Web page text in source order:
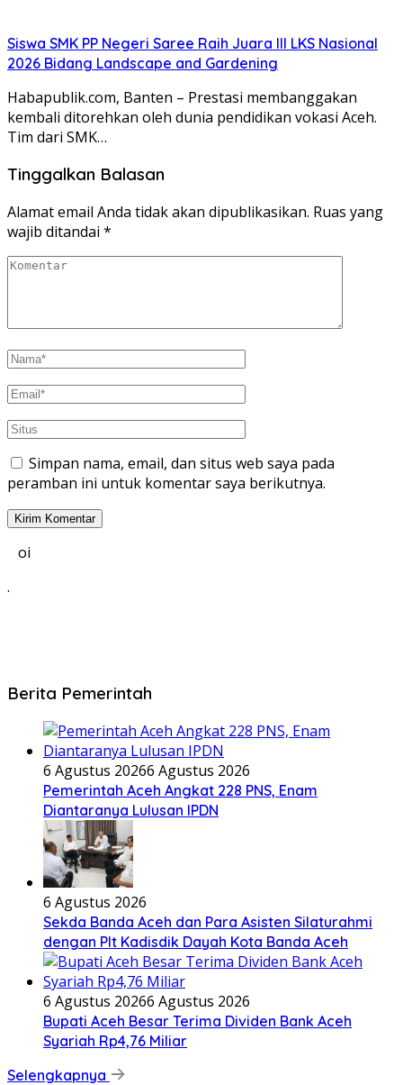
Siswa SMK PP Negeri Saree Raih Juara III LKS Nasional
2026 Bidang Landscape and Gardening
Habapublik.com, Banten – Prestasi membanggakan
kembali ditorehkan oleh dunia pendidikan vokasi Aceh.
Tim dari SMK…
Tinggalkan Balasan
Alamat email Anda tidak akan dipublikasikan. Ruas yang
wajib ditandai *
Simpan nama, email, dan situs web saya pada
peramban ini untuk komentar saya berikutnya.
oi
.
Berita Pemerintah
6 Agustus 20266 Agustus 2026
Pemerintah Aceh Angkat 228 PNS, Enam
Diantaranya Lulusan IPDN
6 Agustus 2026
Sekda Banda Aceh dan Para Asisten Silaturahmi
dengan Plt Kadisdik Dayah Kota Banda Aceh
6 Agustus 20266 Agustus 2026
Bupati Aceh Besar Terima Dividen Bank Aceh
Syariah Rp4,76 Miliar
Selengkapnya